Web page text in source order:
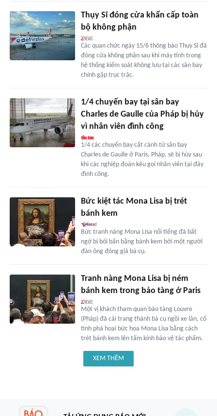
Thụy Sĩ đóng cửa khẩn cấp toàn
bộ không phận
Các quan chức ngày 15/6 thông báo Thụy Sĩ đã
đóng cửa không phận sau khi máy tính trong
hệ thống kiểm soát không lưu tại các sân bay
chính gặp trục trặc.
1/4 chuyến bay tại sân bay
Charles de Gaulle của Pháp bị hủy
vì nhân viên đình công
1/4 các chuyến bay cất cánh từ sân bay
Charles de Gaulle ở Paris, Pháp, sẽ bị hủy sau
khi các nghiệp đoàn kêu gọi nhân viên tại đây
đình công.
Bức kiệt tác Mona Lisa bị trét
bánh kem
Bức tranh nàng Mona Lisa nổi tiếng đã bất
ngờ bị bôi bẩn bằng bánh kem bởi một người
đàn ông đóng giả bà cụ.
Tranh nàng Mona Lisa bị ném
bánh kem trong bảo tàng ở Paris
Một vị khách tham quan bảo tàng Louvre
(Pháp) đã cải trang thành bà cụ ngồi xe lăn, cố
tình phá hoại bức họa Mona Lisa bằng cách
trét bánh kem lên tấm kính bảo vệ tác phẩm.
XEM THÊM